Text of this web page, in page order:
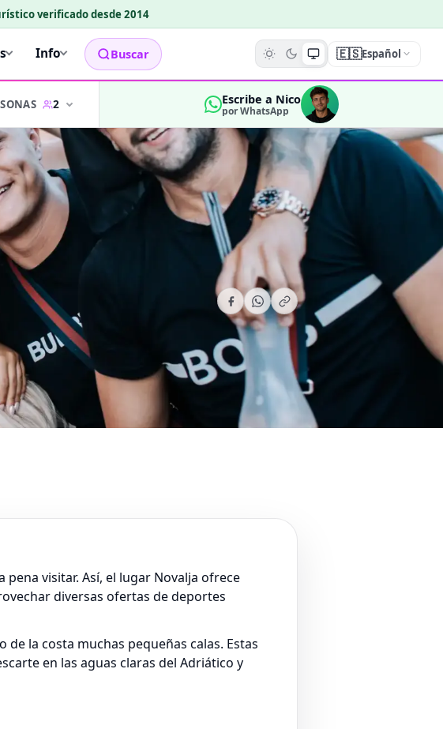
verificado desde 2014
Info Buscar 🇪🇸Español
2 Escribe a Nico
por WhatsApp
visitar. Así, el lugar Novalja ofrece
diversas ofertas de deportes
la costa muchas pequeñas calas. Estas
en las aguas claras del Adriático y